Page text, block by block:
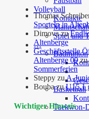
Volleyball
Kontakte
Spiel und
…
Badminton
Basketball
Taekwon-
Thomas
Sporteln in
Dimovazu
Altenberge
Geschäftsstelle
Altenberge 09zu
Sommerferien
Steppy zuA-
BoubazuU15.1
Wichtiger Hinweis